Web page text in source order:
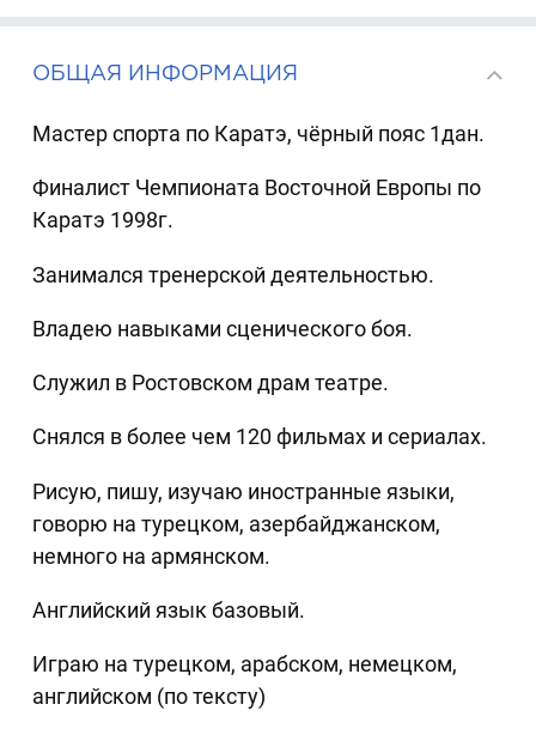
ОБЩАЯ ИНФОРМАЦИЯ
Мастер спорта по Каратэ, чёрный пояс 1дан.
Финалист Чемпионата Восточной Европы по
Каратэ 1998г.
Занимался тренерской деятельностью.
Владею навыками сценического боя.
Служил в Ростовском драм театре.
Снялся в более чем 120 фильмах и сериалах.
Рисую, пишу, изучаю иностранные языки,
говорю на турецком, азербайджанском,
немного на армянском.
Английский язык базовый.
Играю на турецком, арабском, немецком,
английском (по тексту)